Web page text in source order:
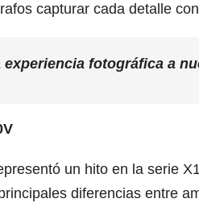
capturar cada detalle
experiencia fotográfica a
un hito en la serie
diferencias entre